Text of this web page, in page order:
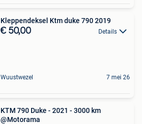
Kleppendeksel Ktm duke 790 2019
€ 50,00 Details
Wuustwezel 7 mei 26
KTM 790 Duke - 2021 - 3000 km
@Motorama